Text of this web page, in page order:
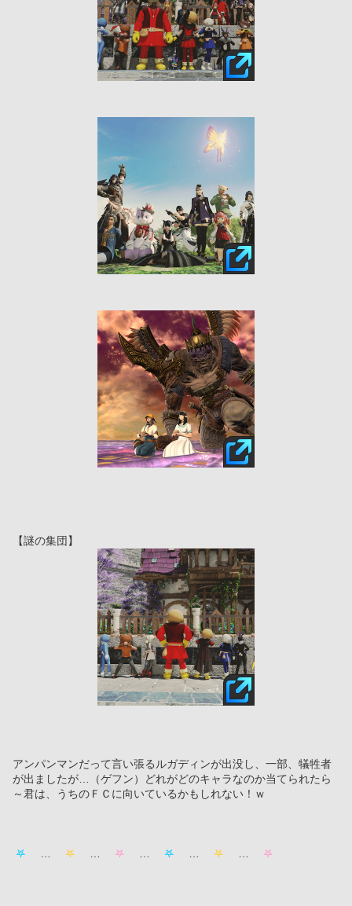
【謎の集団】
アンパンマンだって言い張るルガディンが出没し、一部、犠牲者
が出ましたが…（ゲフン）どれがどのキャラなのか当てられたら
～君は、うちのＦＣに向いているかもしれない！ｗ
𖤐 𖤐 𖤐 𖤐 𖤐 𖤐